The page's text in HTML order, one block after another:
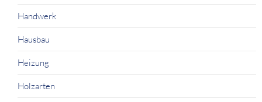
Handwerk
Hausbau
Heizung
Holzarten